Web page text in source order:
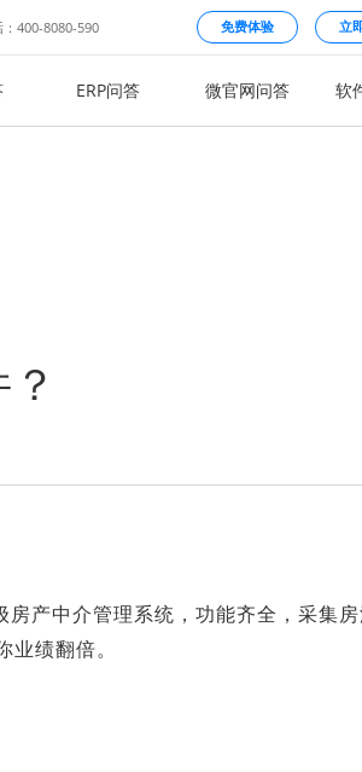
400-8080-590 免费体验 立
ERP问答 微官网问答 软
房产中介管理系统，功能齐全，采集
绩翻倍。